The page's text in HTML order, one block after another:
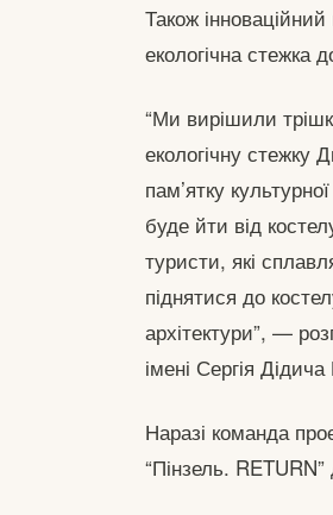
Також
екологічна стежка
“Ми вирішили
екологічну
пам’ятку
буде йти від
туристи, які
піднятися до
архітектури”, —
імені Сергія
Наразі команда
“Пінзель.